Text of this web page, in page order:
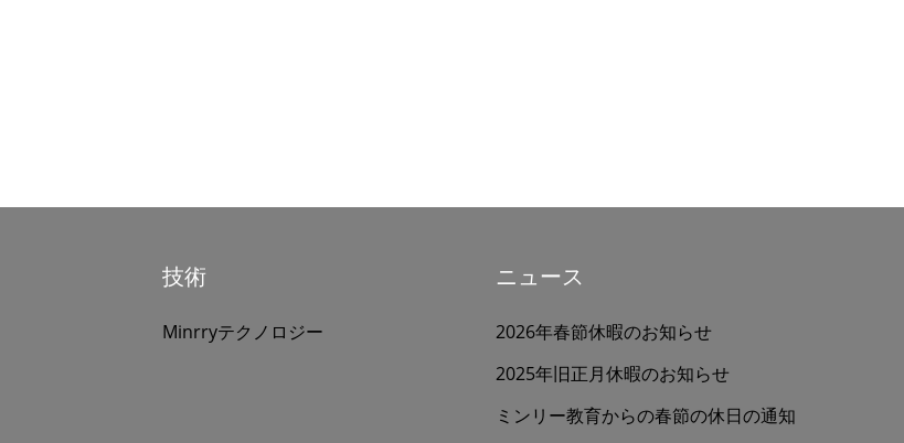
技術
Minrryテクノロジー
ニュース
2026年春節休暇のお知らせ
2025年旧正月休暇のお知らせ
ミンリー教育からの春節の休日の通知